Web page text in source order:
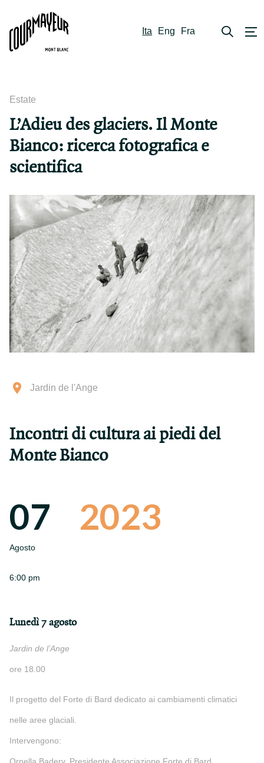
Ita Eng Fra
Estate
L’Adieu des glaciers. Il Monte
Bianco: ricerca fotografica e
scientifica
Jardin de l'Ange
Incontri di cultura ai piedi del
Monte Bianco
07
Agosto
2023
6:00 pm
Lunedì 7 agosto
Jardin de l’Ange
ore 18.00
Il progetto del Forte di Bard dedicato ai cambiamenti climatici
nelle aree glaciali.
Intervengono:
Ornella Badery, Presidente Associazione Forte di Bard